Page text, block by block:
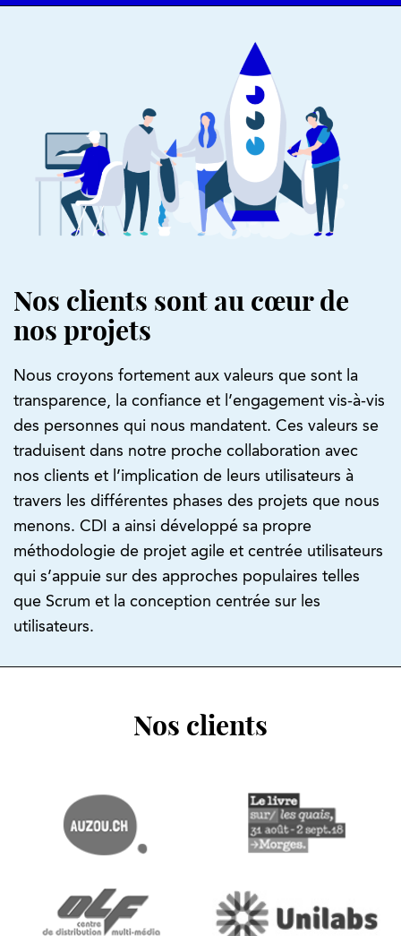
Nos clients sont au cœur de
nos projets
Nous croyons fortement aux valeurs que sont la
transparence, la confiance et l’engagement vis-à-vis
des personnes qui nous mandatent. Ces valeurs se
traduisent dans notre proche collaboration avec
nos clients et l’implication de leurs utilisateurs à
travers les différentes phases des projets que nous
menons. CDI a ainsi développé sa propre
méthodologie de projet agile et centrée utilisateurs
qui s’appuie sur des approches populaires telles
que Scrum et la conception centrée sur les
utilisateurs.
Nos clients